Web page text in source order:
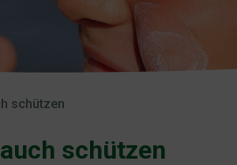
schützen
schützen